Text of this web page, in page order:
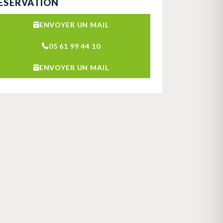
ENVOYER UN MAIL
05 61 99 44 10
ENVOYER UN MAIL